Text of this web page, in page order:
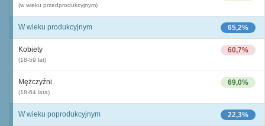
(w wieku przedprodukcyjnym)
65,2%
W wieku produkcyjnym
60,7%
Kobiety
(18-59 lat)
69,0%
Mężczyźni
(18-64 lata)
22,3%
W wieku poprodukcyjnym